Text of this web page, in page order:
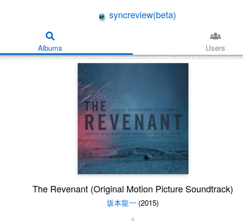
syncreview(beta)
Albums Users
The Revenant (Original Motion Picture Soundtrack)
坂本龍一 (2015)